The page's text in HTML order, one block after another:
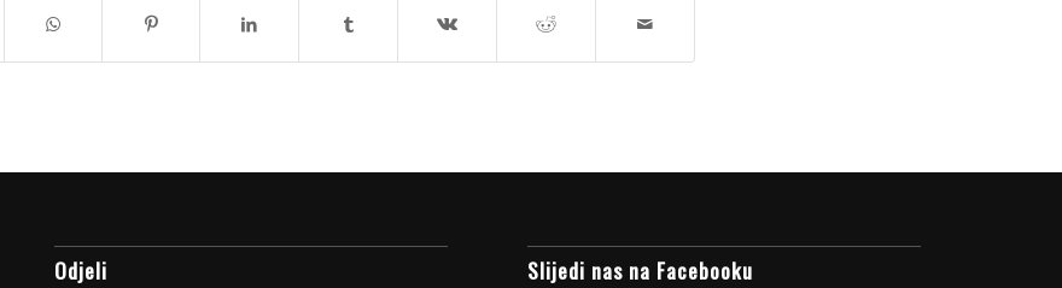
Odjeli Slijedi nas na Facebooku